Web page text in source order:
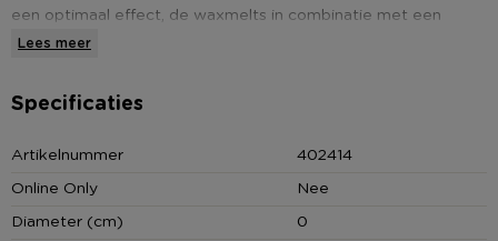
een optimaal effect, de waxmelts in combinatie met een
brander.
Kijk opwww.zentyourhome.com
Voor een lekkere geur
Voor in de woonkamer, tuin of tijdens een feest
Lees meer
Specificaties
Artikelnummer
402414
Online Only
Nee
Diameter (cm)
0